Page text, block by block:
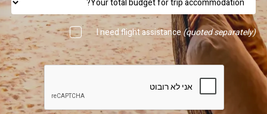
I need flight assistance(quoted separately)